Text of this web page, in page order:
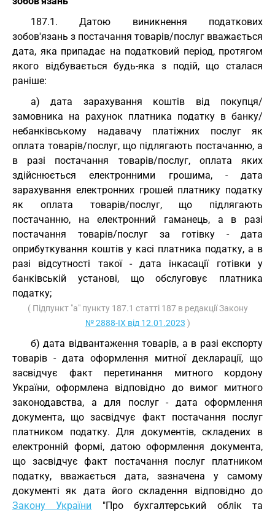
187.1. Датою виникнення податкових
зобов'язань з постачання товарів/послуг вважається
дата, яка припадає на податковий період, протягом
якого відбувається будь-яка з подій, що сталася
раніше:
а) дата зарахування коштів від покупця/
замовника на рахунок платника податку в банку/
небанківському надавачу платіжних послуг як
оплата товарів/послуг, що підлягають постачанню, а
в разі постачання товарів/послуг, оплата яких
здійснюється електронними грошима, - дата
зарахування електронних грошей платнику податку
як оплата товарів/послуг, що підлягають
постачанню, на електронний гаманець, а в разі
постачання товарів/послуг за готівку - дата
оприбуткування коштів у касі платника податку, а в
разі відсутності такої - дата інкасації готівки у
банківській установі, що обслуговує платника
податку;
( Підпункт "а" пункту 187.1 статті 187 в редакції Закону
№ 2888-IX від 12.01.2023 )
б) дата відвантаження товарів, а в разі експорту
товарів - дата оформлення митної декларації, що
засвідчує факт перетинання митного кордону
України, оформлена відповідно до вимог митного
законодавства, а для послуг - дата оформлення
документа, що засвідчує факт постачання послуг
платником податку. Для документів, складених в
електронній формі, датою оформлення документа,
що засвідчує факт постачання послуг платником
податку, вважається дата, зазначена у самому
документі як дата його складення відповідно до
Закону України "Про бухгалтерський облік та